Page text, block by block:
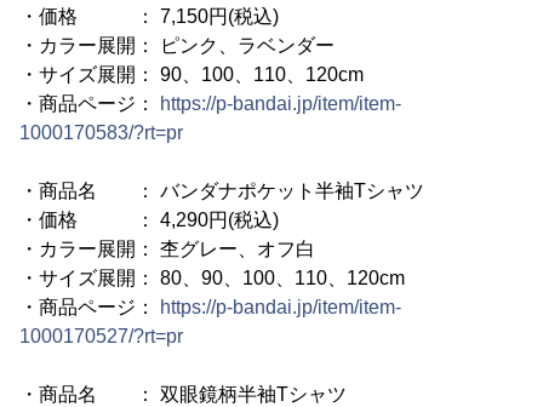
・価格 ： 7,150円(税込)
・カラー展開： ピンク、ラベンダー
・サイズ展開： 90、100、110、120cm
・商品ページ：
https://p-bandai.jp/item/item-
1000170583/?rt=pr
・商品名 ： バンダナポケット半袖Tシャツ
・価格 ： 4,290円(税込)
・カラー展開： 杢グレー、オフ白
・サイズ展開： 80、90、100、110、120cm
・商品ページ：
https://p-bandai.jp/item/item-
1000170527/?rt=pr
・商品名 ： 双眼鏡柄半袖Tシャツ